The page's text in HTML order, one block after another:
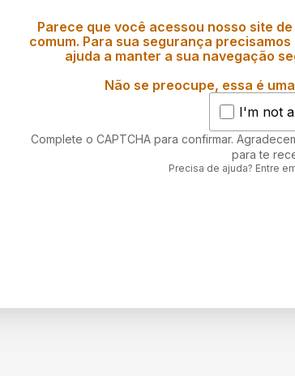
Parece que você acessou nosso site
comum. Para sua segurança
ajuda a manter a sua navegação
Não se preocupe, essa é
I'm not
Complete o CAPTCHA para confirmar.
para te
Precisa de ajuda? Entre